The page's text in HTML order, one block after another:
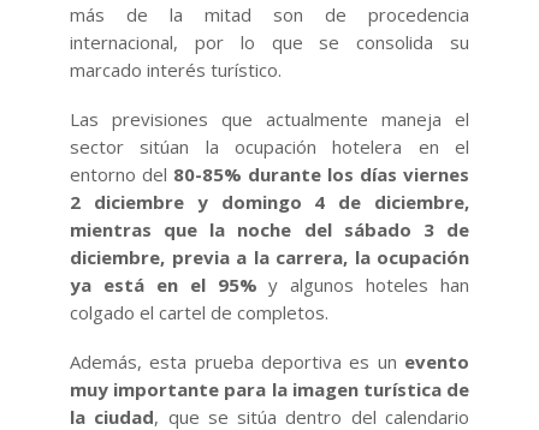
más de la mitad son de procedencia
internacional, por lo que se consolida su
marcado interés turístico.
Las previsiones que actualmente maneja el
sector sitúan la ocupación hotelera en el
entorno del 80-85% durante los días viernes
2 diciembre y domingo 4 de diciembre,
mientras que la noche del sábado 3 de
diciembre, previa a la carrera, la ocupación
ya está en el 95% y algunos hoteles han
colgado el cartel de completos.
Además, esta prueba deportiva es un evento
muy importante para la imagen turística de
la ciudad, que se sitúa dentro del calendario